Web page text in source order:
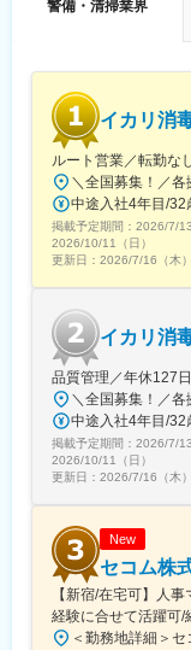
ビルや商業施設
させることに貢
＜具体的には＞
まずは決められ
備の点検を実施。
修理が必要な個
度覚えれば難し
管理室での待機
め、体への無理
■入社後の流れ：
オンラインでの
けてじっくり学
＜現場配属後＞
配属先で先輩か
ど業務を一つひ
ルーティンワー
ツコツ作業なの
1人されてどう
ポートするので
■働き方：
・年間休日平均
ライベートと両
・長期、連続休
・夜勤の発生も
み方なので疲労
警備・清掃業界
イカリ消
ルート営業／転勤な
中途入社4年目/
掲載予定期間： 2026/7/13
2026/10/11（日）
更新日： 2026/7/16（木）
イカリ消
品質管理／年休127
中途入社4年目/
掲載予定期間： 2026/7/13
2026/10/11（日）
更新日： 2026/7/16（木）
New
セコム株
【新宿/在宅可】人
経験に合せて活躍可